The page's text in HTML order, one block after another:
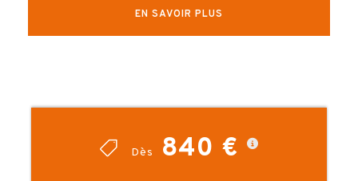
Dès 840 €
nous consulter!
EN SAVOIR PLUS